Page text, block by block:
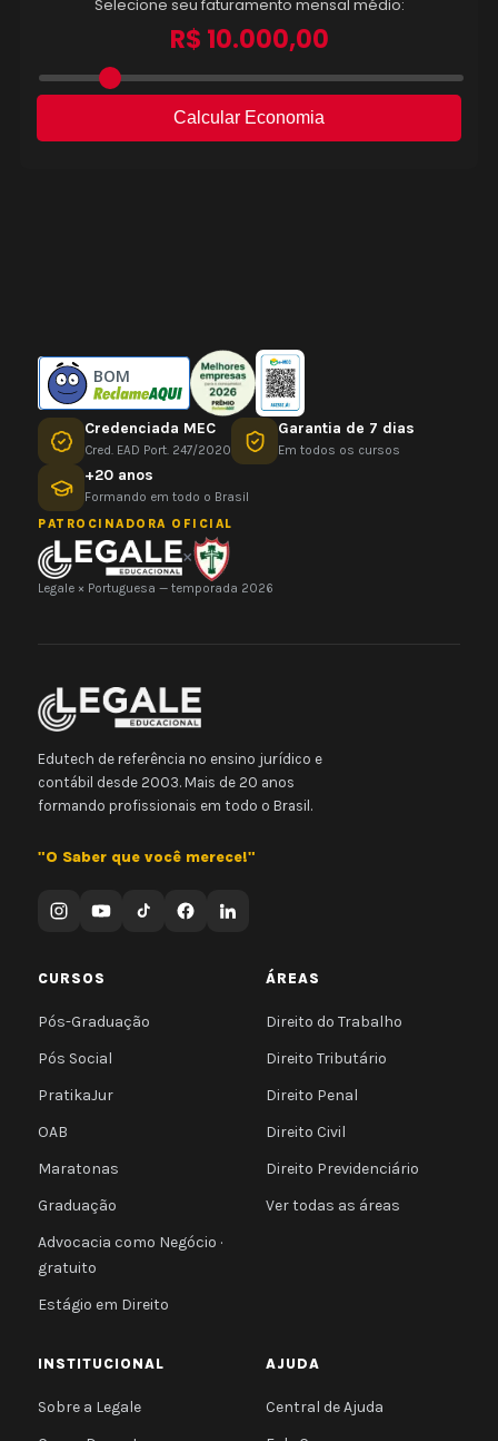
BOM
Credenciada MEC
Cred. EAD Port. 247/2020
Garantia de 7 dias
Em todos os cursos
+20 anos
Formando em todo o Brasil
PATROCINADORA OFICIAL
×
Legale × Portuguesa — temporada 2026
Edutech de referência no ensino jurídico e
contábil desde 2003. Mais de 20 anos
formando profissionais em todo o Brasil.
"O Saber que você merece!"
CURSOS
Pós-Graduação
Pós Social
PratikaJur
OAB
Maratonas
Graduação
Advocacia como Negócio ·
gratuito
Estágio em Direito
ÁREAS
Direito do Trabalho
Direito Tributário
Direito Penal
Direito Civil
Direito Previdenciário
Ver todas as áreas
INSTITUCIONAL
Sobre a Legale
AJUDA
Central de Ajuda